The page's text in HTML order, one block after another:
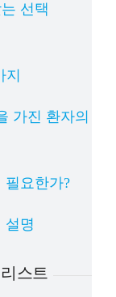
선택
가진 환자의
요한가?
설명
스트